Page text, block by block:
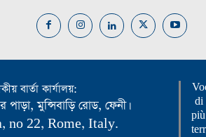
বার্তা কার্যালয়:
পাড়া, মুন্সিবাড়ি রোড, ফেনী।
no 22, Rome, Italy.
di